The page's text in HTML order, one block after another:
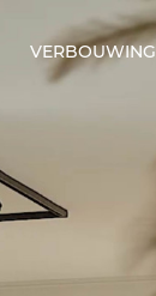
VERBOUWING